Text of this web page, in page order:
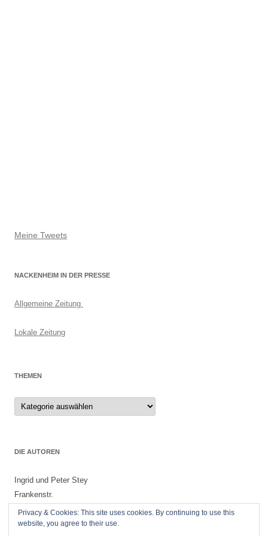
Meine Tweets
NACKENHEIM IN DER PRESSE
Allgemeine Zeitung
Lokale Zeitung
THEMEN
Themen
DIE AUTOREN
Ingrid und Peter Stey
Frankenstr.
55299 Nackenheim
Privacy & Cookies: This site uses cookies. By continuing to use this
website, you agree to their use.